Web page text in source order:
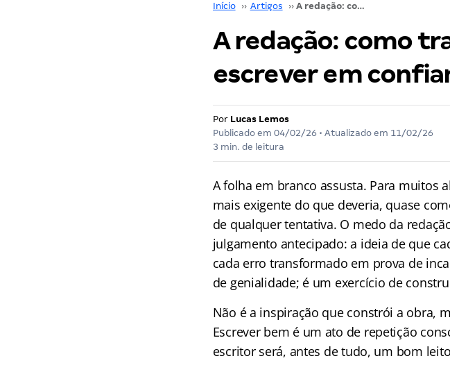
Início ›› Artigos ›› A redação: como transformar o medo de escrever em confiança e clareza?
A redação: como
escrever em
Por Lucas Lemos
Publicado em 04/02/26 • Atualizado em 11/02/26
3 min. de leitura
A folha em branco assusta. Para muitos
mais exigente do que deveria, quase
de qualquer tentativa. O medo da
julgamento antecipado: a ideia de que
cada erro transformado em prova de
de genialidade; é um exercício de
Não é a inspiração que constrói a obra,
Escrever bem é um ato de repetição
escritor será, antes de tudo, um bom